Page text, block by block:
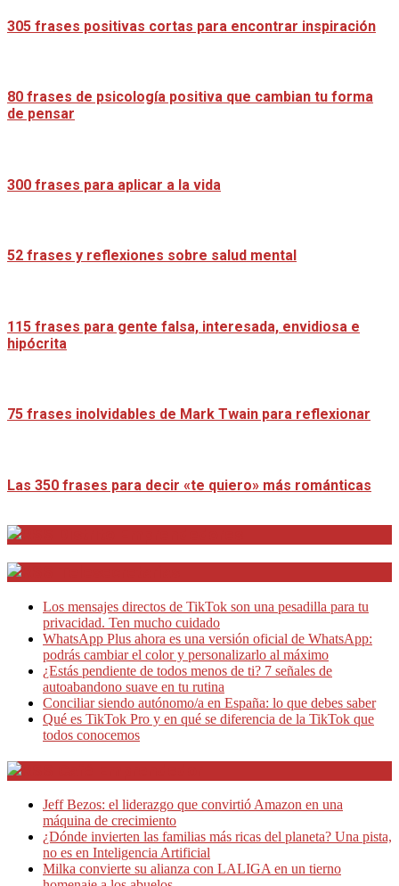
305 frases positivas cortas para encontrar inspiración
80 frases de psicología positiva que cambian tu forma
de pensar
300 frases para aplicar a la vida
52 frases y reflexiones sobre salud mental
115 frases para gente falsa, interesada, envidiosa e
hipócrita
75 frases inolvidables de Mark Twain para reflexionar
Las 350 frases para decir «te quiero» más románticas
Los mensajes directos de TikTok son una pesadilla para tu
privacidad. Ten mucho cuidado
WhatsApp Plus ahora es una versión oficial de WhatsApp:
podrás cambiar el color y personalizarlo al máximo
¿Estás pendiente de todos menos de ti? 7 señales de
autoabandono suave en tu rutina
Conciliar siendo autónomo/a en España: lo que debes saber
Qué es TikTok Pro y en qué se diferencia de la TikTok que
todos conocemos
Jeff Bezos: el liderazgo que convirtió Amazon en una
máquina de crecimiento
¿Dónde invierten las familias más ricas del planeta? Una pista,
no es en Inteligencia Artificial
Milka convierte su alianza con LALIGA en un tierno